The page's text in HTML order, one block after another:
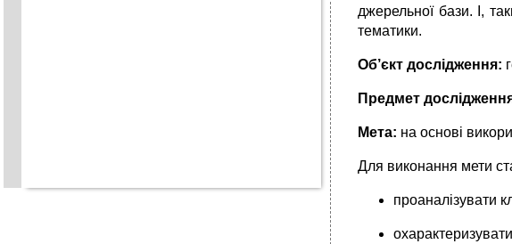
джерельної бази. І,
тематики.
Об’єкт дослідження:
Предмет
Мета: на основі
Для виконання мети
проаналізувати